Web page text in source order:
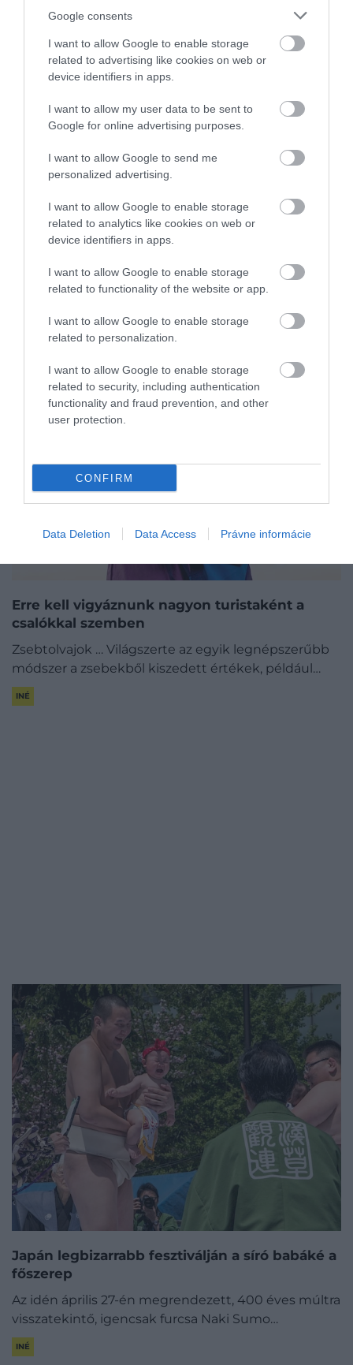
Google consents
I want to allow Google to enable storage
related to advertising like cookies on web or
device identifiers in apps.
I want to allow my user data to be sent to
Google for online advertising purposes.
I want to allow Google to send me
personalized advertising.
I want to allow Google to enable storage
related to analytics like cookies on web or
device identifiers in apps.
I want to allow Google to enable storage
related to functionality of the website or app.
I want to allow Google to enable storage
related to personalization.
I want to allow Google to enable storage
related to security, including authentication
functionality and fraud prevention, and other
user protection.
CONFIRM
Data Deletion Data Access Právne informácie
obranou je…
Erre kell vigyáznunk nagyon turistaként a
csalókkal szemben
Zsebtolvajok … Világszerte az egyik legnépszerűbb
módszer a zsebekből kiszedett értékek, például…
INÉ
Japán legbizarrabb fesztiválján a síró babáké a
főszerep
Az idén április 27-én megrendezett, 400 éves múltra
visszatekintő, igencsak furcsa Naki Sumo…
INÉ